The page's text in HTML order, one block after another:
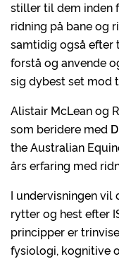
stiller til dem inden
ridning på bane og
samtidig også efter
forstå og anvende
sig dybest set mod
Alistair McLean og
som beridere med
the Australian
års erfaring med
I undervisningen vil
rytter og hest efter
principper er
fysiologi, kognitive